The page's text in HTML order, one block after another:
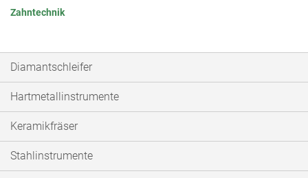
Zahntechnik
Diamantschleifer
Hartmetallinstrumente
Keramikfräser
Stahlinstrumente